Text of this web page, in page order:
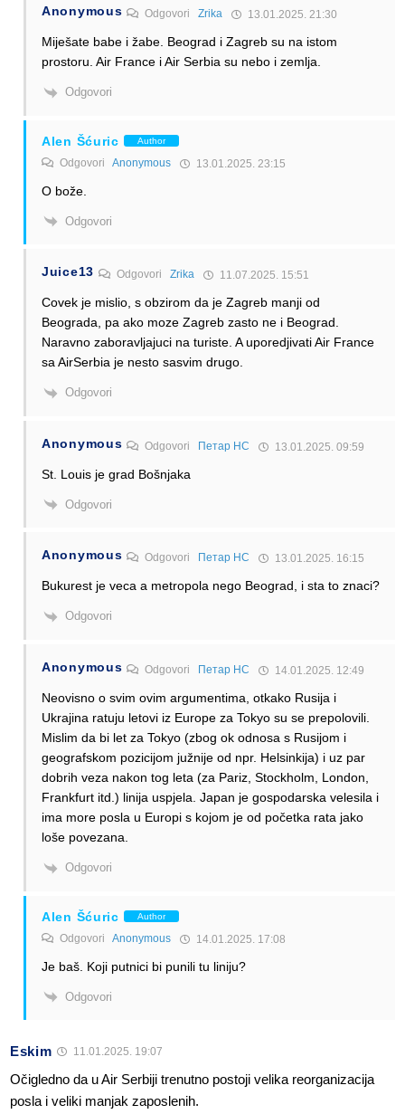
Anonymous OdgovoriZrika 13.01.2025. 21:30
Miješate babe i žabe. Beograd i Zagreb su na istom
prostoru. Air France i Air Serbia su nebo i zemlja.
Odgovori
Alen Šćuric Author
Odgovori Anonymous 13.01.2025. 23:15
O bože.
Odgovori
Juice13 Odgovori Zrika 11.07.2025. 15:51
Covek je mislio, s obzirom da je Zagreb manji od
Beograda, pa ako moze Zagreb zasto ne i Beograd.
Naravno zaboravljajuci na turiste. A uporedjivati Air France
sa AirSerbia je nesto sasvim drugo.
Odgovori
Anonymous Odgovori Петар НС 13.01.2025. 09:59
St. Louis je grad Bošnjaka
Odgovori
Anonymous Odgovori Петар НС 13.01.2025. 16:15
Bukurest je veca a metropola nego Beograd, i sta to znaci?
Odgovori
Anonymous Odgovori Петар НС 14.01.2025. 12:49
Neovisno o svim ovim argumentima, otkako Rusija i
Ukrajina ratuju letovi iz Europe za Tokyo su se prepolovili.
Mislim da bi let za Tokyo (zbog ok odnosa s Rusijom i
geografskom pozicijom južnije od npr. Helsinkija) i uz par
dobrih veza nakon tog leta (za Pariz, Stockholm, London,
Frankfurt itd.) linija uspjela. Japan je gospodarska velesila i
ima more posla u Europi s kojom je od početka rata jako
loše povezana.
Odgovori
Alen Šćuric Author
Odgovori Anonymous 14.01.2025. 17:08
Je baš. Koji putnici bi punili tu liniju?
Odgovori
Eskim 11.01.2025. 19:07
Očigledno da u Air Serbiji trenutno postoji velika reorganizacija
posla i veliki manjak zaposlenih.